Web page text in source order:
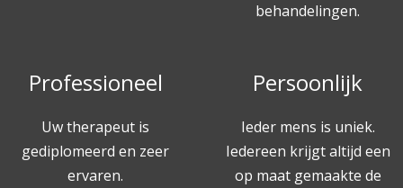
behandelingen.
Professioneel
Uw therapeut is
gediplomeerd en zeer
ervaren.
Persoonlijk
Ieder mens is uniek.
Iedereen krijgt altijd een
op maat gemaakte de